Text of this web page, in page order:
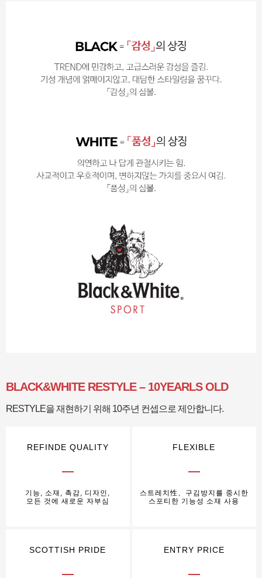
BLACK&WHITE RESTYLE – 10YEARLS OLD
RESTYLE을 재현하기 위해 10주년 컨셉으로 제안합니다.
REFINDE QUALITY
기능, 소재, 촉감, 디자인,
모든 것에 새로운 자부심
FLEXIBLE
스트레치性、구김방지를 중시한
스포티한 기능성 소재 사용
SCOTTISH PRIDE ENTRY PRICE